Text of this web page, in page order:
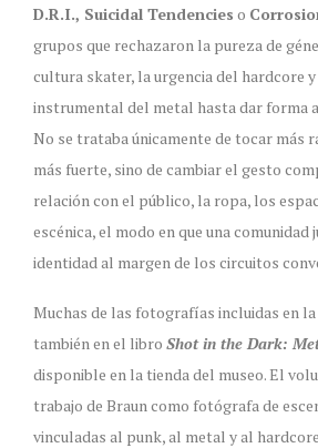
D.R.I., Suicidal Tendencies o
grupos que rechazaron la pureza de
cultura skater, la urgencia del hardcore
instrumental del metal hasta dar forma
No se trataba únicamente de tocar más
más fuerte, sino de cambiar el gesto
relación con el público, la ropa, los
escénica, el modo en que una
identidad al margen de los circuitos
Muchas de las fotografías incluidas en
también en el libro Shot in the Dark:
disponible en la tienda del museo. El
trabajo de Braun como fotógrafa de
vinculadas al punk, al metal y al